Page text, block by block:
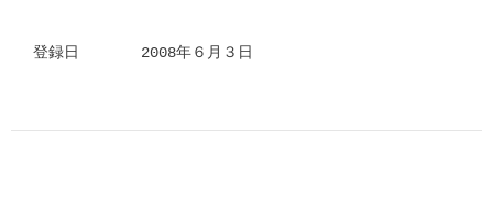
登録日　　　　2008年６月３日